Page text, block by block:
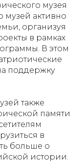
музея
музей активно
организуя
в рамках
В этом
поддержку
также
памяти
в
больше о
истории.